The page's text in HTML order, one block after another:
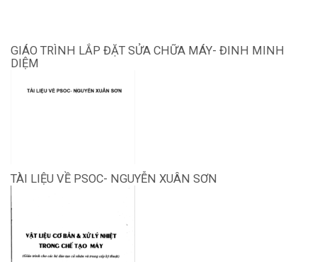
GIÁO TRÌNH LẮP ĐẶT SỬA CHỮA MÁY- ĐINH MINH
DIỆM
TÀI LIỆU VỀ PSOC- NGUYỄN XUÂN SƠN